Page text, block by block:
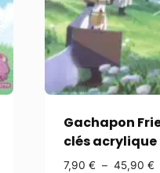
Gachapon
clés acrylique
7,90 € – 45,90 €